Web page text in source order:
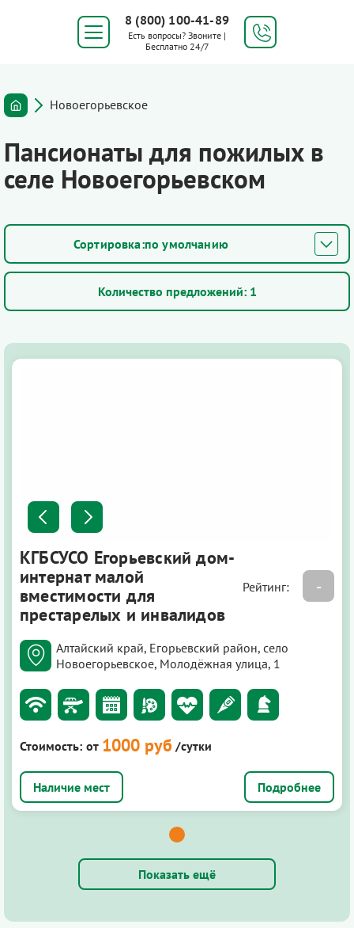
8 (800) 100-41-89
Есть вопросы? Звоните |
Бесплатно 24/7
Новоегорьевское
Пансионаты для пожилых в
селе Новоегорьевском
по умолчанию
Количество предложений: 1
КГБСУСО Егорьевский дом-
интернат малой
вместимости для
престарелых и инвалидов
Рейтинг: -
Алтайский край, Егорьевский район, село
Новоегорьевское, Молодёжная улица, 1
Стоимость: от 1000 руб /сутки
Подробнее
Показать ещё